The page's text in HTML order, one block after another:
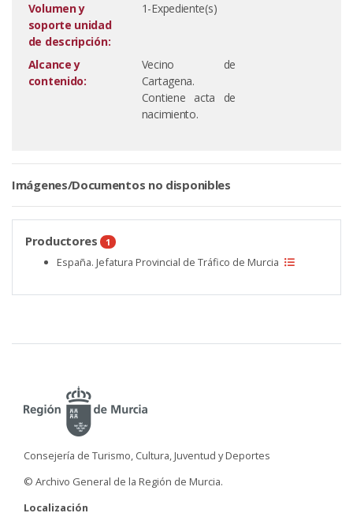
Volumen y
soporte unidad
de descripción:
1-Expediente(s)
Alcance y
contenido:
Vecino de
Cartagena.
Contiene acta de
nacimiento.
Imágenes/Documentos no disponibles
Productores 1
España. Jefatura Provincial de Tráfico de Murcia
Consejería de Turismo, Cultura, Juventud y Deportes
© Archivo General de la Región de Murcia.
Localización